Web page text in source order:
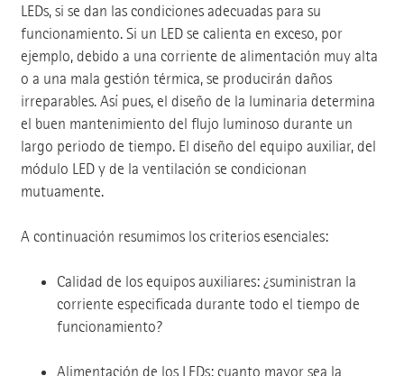
LEDs, si se dan las condiciones adecuadas para su
funcionamiento. Si un LED se calienta en exceso, por
ejemplo, debido a una corriente de alimentación muy alta
o a una mala gestión térmica, se producirán daños
irreparables. Así pues, el diseño de la luminaria determina
el buen mantenimiento del flujo luminoso durante un
largo periodo de tiempo. El diseño del equipo auxiliar, del
módulo LED y de la ventilación se condicionan
mutuamente.
A continuación resumimos los criterios esenciales:
Calidad de los equipos auxiliares: ¿suministran la
corriente especificada durante todo el tiempo de
funcionamiento?
Alimentación de los LEDs: cuanto mayor sea la